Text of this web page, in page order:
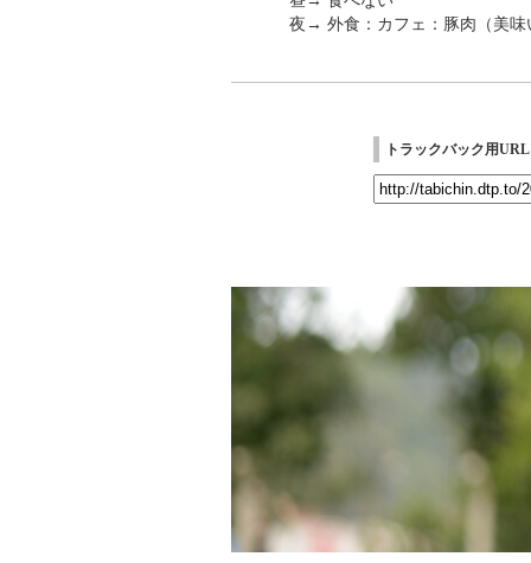
夜→ 外食：カフェ：豚肉（美味
トラックバック用URL